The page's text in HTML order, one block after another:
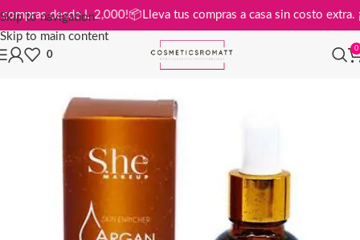
Skip to navigation
Skip to main content
compras desde L 2,000!📦Lleva tus compras a casa sin costo
0
0